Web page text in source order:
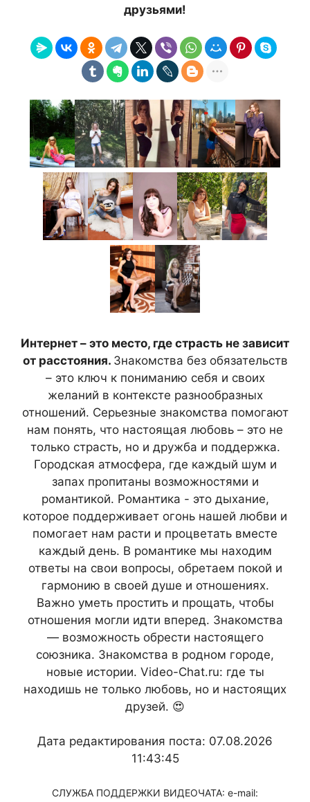
друзьями!
Интернет – это место, где страсть не зависит
от расстояния. Знакомства без обязательств
– это ключ к пониманию себя и своих
желаний в контексте разнообразных
отношений. Серьезные знакомства помогают
нам понять, что настоящая любовь – это не
только страсть, но и дружба и поддержка.
Городская атмосфера, где каждый шум и
запах пропитаны возможностями и
романтикой. Романтика - это дыхание,
которое поддерживает огонь нашей любви и
помогает нам расти и процветать вместе
каждый день. В романтике мы находим
ответы на свои вопросы, обретаем покой и
гармонию в своей душе и отношениях.
Важно уметь простить и прощать, чтобы
отношения могли идти вперед. Знакомства
— возможность обрести настоящего
союзника. Знакомства в родном городе,
новые истории. Video-Chat.ru: где ты
находишь не только любовь, но и настоящих
друзей. 😍
Дата редактирования поста: 07.08.2026
11:43:45
СЛУЖБА ПОДДЕРЖКИ ВИДЕОЧАТА: e-mail: